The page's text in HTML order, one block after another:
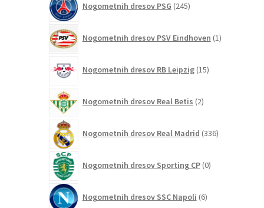
Nogometnih dresov PSG 245izdelkov
Nogometnih dresov PSV Eindhoven 1izdelek
Nogometnih dresov RB Leipzig 15izdelkov
Nogometnih dresov Real Betis 2izdelka
Nogometnih dresov Real Madrid 336izdelkov
Nogometnih dresov Sporting CP 0izdelkov
Nogometnih dresov SSC Napoli 6izdelkov